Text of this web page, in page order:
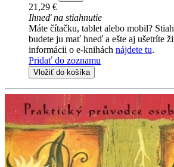
21,29 €
Ihneď na stiahnutie
Máte čítačku, tablet alebo mobil?
budete ju mať hneď a ešte aj ušetríte
informácii o e-knihách nájdete tu.
Pridať do zoznamu
Vložiť do košíka